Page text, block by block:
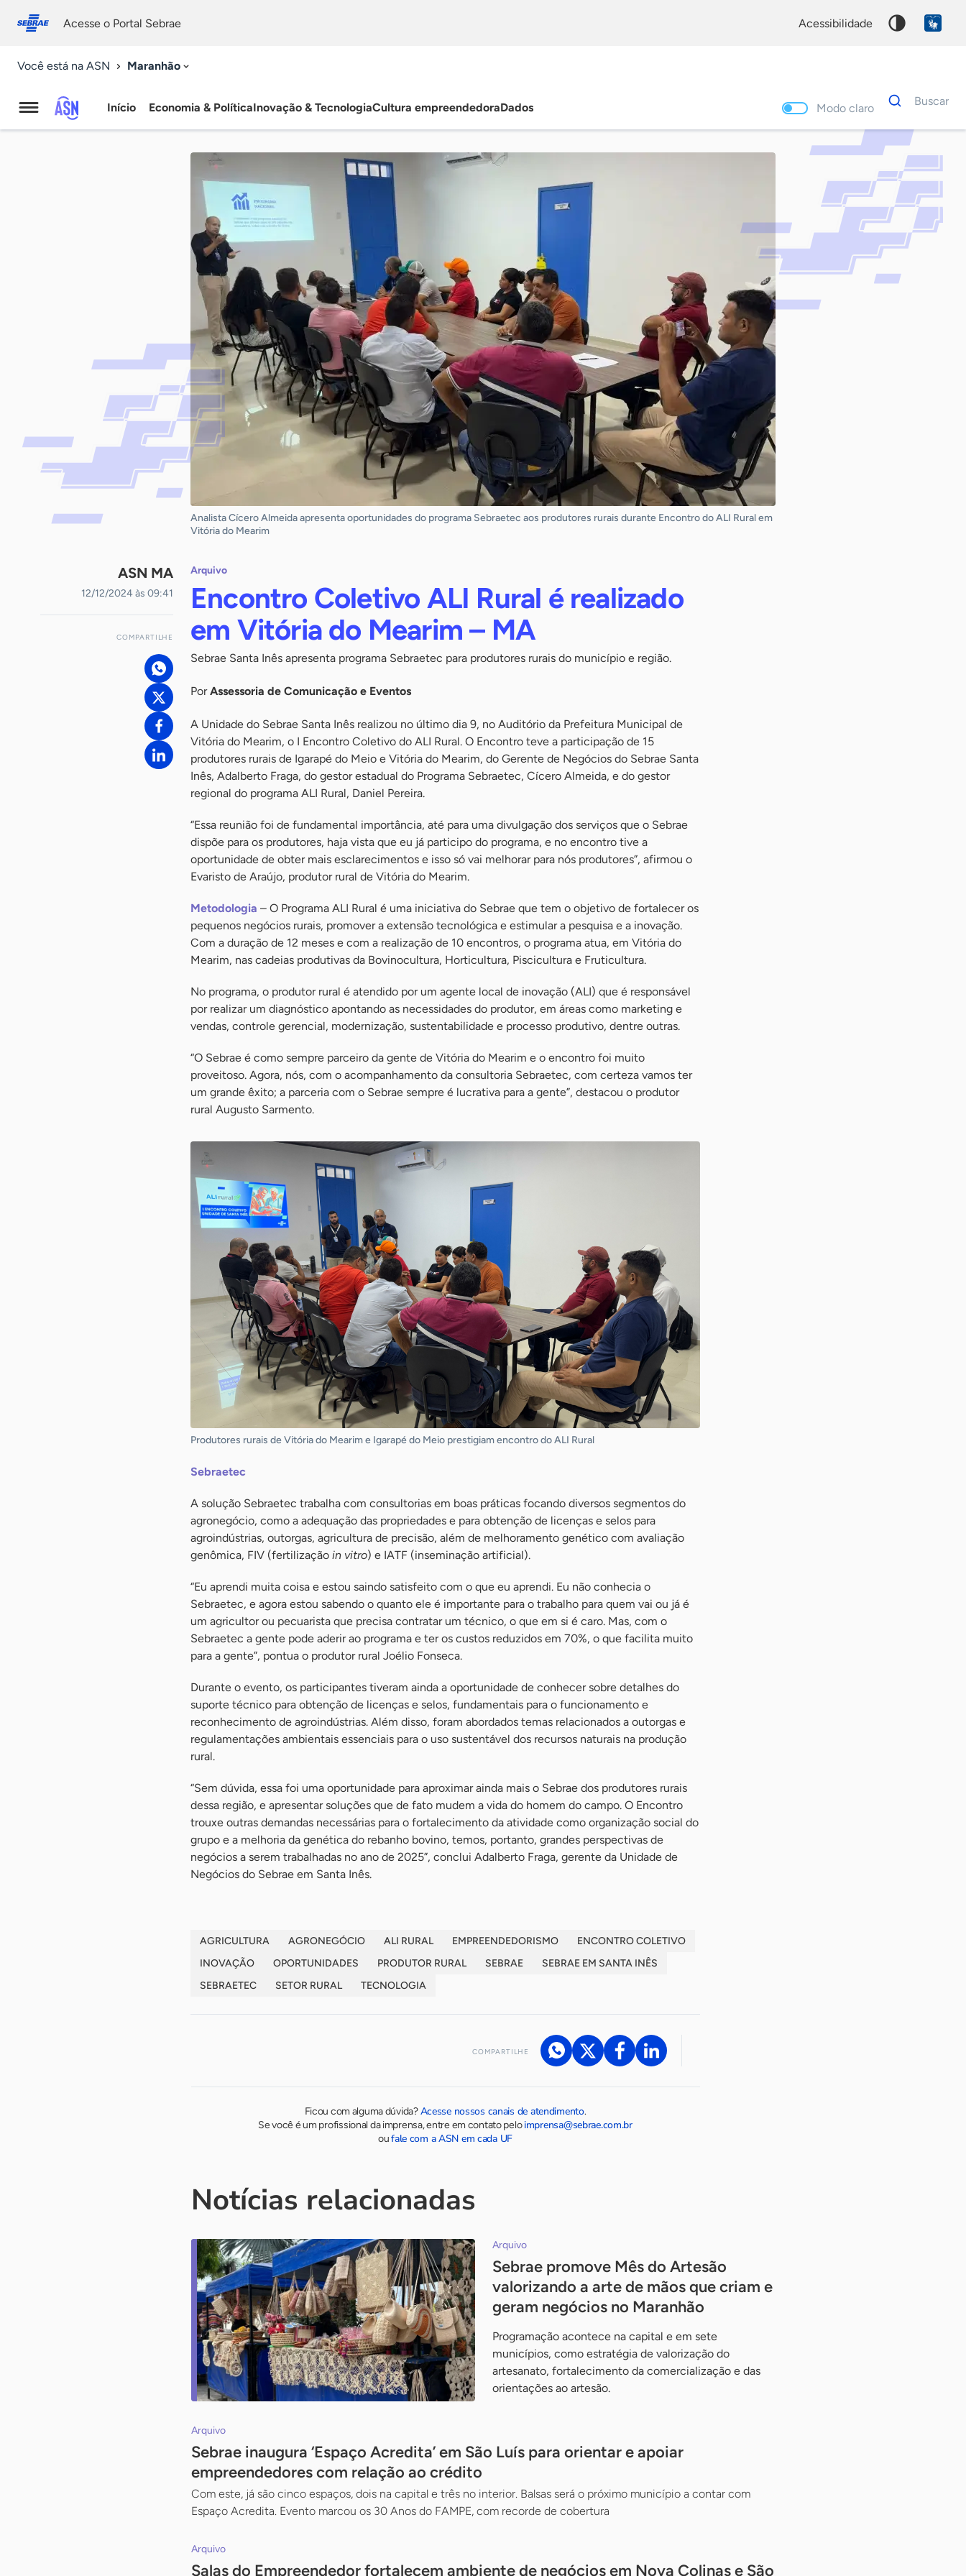
conosco
Acesse o Portal Sebrae acessibilidade
Você está na ASN Maranhão
Agência
Início Economia & PolíticaInovação & TecnologiaCultura empreendedoraDados Modo claro
Dados
para
Buscar
Palavra
chave
Analista Cícero Almeida apresenta oportunidades do programa Sebraetec aos produtores rurais durante Encontro do ALI Rural em
Vitória do Mearim
ASN MA
12/12/2024 às 09:41
COMPARTILHE
Arquivo
Encontro Coletivo ALI Rural é realizado
em Vitória do Mearim – MA
Sebrae Santa Inês apresenta programa Sebraetec para produtores rurais do município e região.
PorAssessoria de Comunicação e Eventos
A Unidade do Sebrae Santa Inês realizou no último dia 9, no Auditório da Prefeitura Municipal de
Vitória do Mearim, o I Encontro Coletivo do ALI Rural. O Encontro teve a participação de 15
produtores rurais de Igarapé do Meio e Vitória do Mearim, do Gerente de Negócios do Sebrae Santa
Inês, Adalberto Fraga, do gestor estadual do Programa Sebraetec, Cícero Almeida, e do gestor
regional do programa ALI Rural, Daniel Pereira.
“Essa reunião foi de fundamental importância, até para uma divulgação dos serviços que o Sebrae
dispõe para os produtores, haja vista que eu já participo do programa, e no encontro tive a
oportunidade de obter mais esclarecimentos e isso só vai melhorar para nós produtores”, afirmou o
Evaristo de Araújo, produtor rural de Vitória do Mearim.
Metodologia – O Programa ALI Rural é uma iniciativa do Sebrae que tem o objetivo de fortalecer os
pequenos negócios rurais, promover a extensão tecnológica e estimular a pesquisa e a inovação.
Com a duração de 12 meses e com a realização de 10 encontros, o programa atua, em Vitória do
Mearim, nas cadeias produtivas da Bovinocultura, Horticultura, Piscicultura e Fruticultura.
No programa, o produtor rural é atendido por um agente local de inovação (ALI) que é responsável
por realizar um diagnóstico apontando as necessidades do produtor, em áreas como marketing e
vendas, controle gerencial, modernização, sustentabilidade e processo produtivo, dentre outras.
“O Sebrae é como sempre parceiro da gente de Vitória do Mearim e o encontro foi muito
proveitoso. Agora, nós, com o acompanhamento da consultoria Sebraetec, com certeza vamos ter
um grande êxito; a parceria com o Sebrae sempre é lucrativa para a gente”, destacou o produtor
rural Augusto Sarmento.
Produtores rurais de Vitória do Mearim e Igarapé do Meio prestigiam encontro do ALI Rural
Sebraetec
A solução Sebraetec trabalha com consultorias em boas práticas focando diversos segmentos do
agronegócio, como a adequação das propriedades e para obtenção de licenças e selos para
agroindústrias, outorgas, agricultura de precisão, além de melhoramento genético com avaliação
genômica, FIV (fertilização in vitro) e IATF (inseminação artificial).
“Eu aprendi muita coisa e estou saindo satisfeito com o que eu aprendi. Eu não conhecia o
Sebraetec, e agora estou sabendo o quanto ele é importante para o trabalho para quem vai ou já é
um agricultor ou pecuarista que precisa contratar um técnico, o que em si é caro. Mas, com o
Sebraetec a gente pode aderir ao programa e ter os custos reduzidos em 70%, o que facilita muito
para a gente”, pontua o produtor rural Joélio Fonseca.
Durante o evento, os participantes tiveram ainda a oportunidade de conhecer sobre detalhes do
suporte técnico para obtenção de licenças e selos, fundamentais para o funcionamento e
reconhecimento de agroindústrias. Além disso, foram abordados temas relacionados a outorgas e
regulamentações ambientais essenciais para o uso sustentável dos recursos naturais na produção
rural.
“Sem dúvida, essa foi uma oportunidade para aproximar ainda mais o Sebrae dos produtores rurais
dessa região, e apresentar soluções que de fato mudem a vida do homem do campo. O Encontro
trouxe outras demandas necessárias para o fortalecimento da atividade como organização social do
grupo e a melhoria da genética do rebanho bovino, temos, portanto, grandes perspectivas de
negócios a serem trabalhadas no ano de 2025”, conclui Adalberto Fraga, gerente da Unidade de
Negócios do Sebrae em Santa Inês.
AGRICULTURA AGRONEGÓCIO ALI RURAL EMPREENDEDORISMO
ENCONTRO COLETIVO
INOVAÇÃO
OPORTUNIDADES PRODUTOR RURAL SEBRAE
SEBRAE EM SANTA INÊS
SEBRAETEC
SETOR RURAL TECNOLOGIA
COMPARTILHE
Ficou com alguma dúvida?Acesse nossos canais de atendimento.
Se você é um profissional da imprensa, entre em contato peloimprensa@sebrae.com.br
oufale com a ASN em cada UF
Notícias relacionadas
Arquivo
Sebrae promove Mês do Artesão
valorizando a arte de mãos que criam e
geram negócios no Maranhão
Programação acontece na capital e em sete
municípios, como estratégia de valorização do
artesanato, fortalecimento da comercialização e das
orientações ao artesão.
Arquivo
Sebrae inaugura ‘Espaço Acredita’ em São Luís para orientar e apoiar
empreendedores com relação ao crédito
Com este, já são cinco espaços, dois na capital e três no interior. Balsas será o próximo município a contar com
Espaço Acredita. Evento marcou os 30 Anos do FAMPE, com recorde de cobertura
Arquivo
Salas do Empreendedor fortalecem ambiente de negócios em Nova Colinas e São